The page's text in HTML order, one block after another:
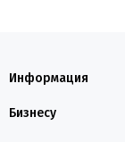
Информация
Бизнесу